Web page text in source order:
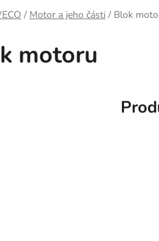
/ Motor a jeho části / Blok
motoru